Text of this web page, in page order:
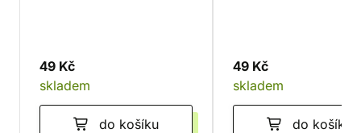
49 Kč
skladem
do košíku
49 Kč
skladem
do košíku